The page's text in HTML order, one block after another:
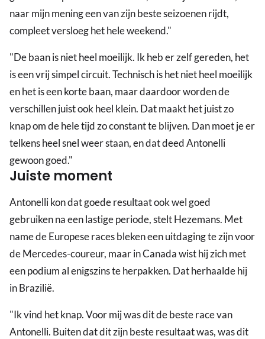
naar mijn mening een van zijn beste seizoenen rijdt,
compleet versloeg het hele weekend."
"De baan is niet heel moeilijk. Ik heb er zelf gereden, het
is een vrij simpel circuit. Technisch is het niet heel moeilijk
en het is een korte baan, maar daardoor worden de
verschillen juist ook heel klein. Dat maakt het juist zo
knap om de hele tijd zo constant te blijven. Dan moet je er
telkens heel snel weer staan, en dat deed Antonelli
gewoon goed."
Juiste moment
Antonelli kon dat goede resultaat ook wel goed
gebruiken na een lastige periode, stelt Hezemans. Met
name de Europese races bleken een uitdaging te zijn voor
de Mercedes-coureur, maar in Canada wist hij zich met
een podium al enigszins te herpakken. Dat herhaalde hij
in Brazilië.
"Ik vind het knap. Voor mij was dit de beste race van
Antonelli. Buiten dat dit zijn beste resultaat was, was dit